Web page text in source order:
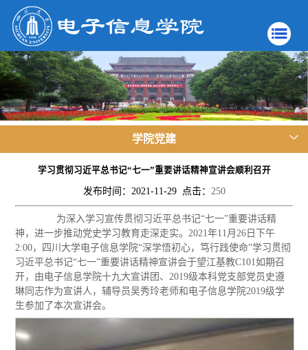
学院党建
学习贯彻习近平总书记“七一”重要讲话精神宣讲会顺利召开
发布时间：2021-11-29 点击： 250
为深入学习宣传贯彻习近平总书记“七一”重要讲话精
神，进一步推动党史学习教育走深走实。2021年11月26 日下午
2:00，四川大学电子信息学院“深学悟初心，笃行践使命”学习贯彻
习近平总书记“七一”重要讲话精神宣讲会于望江基教C101如期召
开，由电子信息学院十九大宣讲团、2019级本科党支部党员史遵
琳同志作为宣讲人，辅导员吴秀玲老师和电子信息学院2019级学
生参加了本次宣讲会。